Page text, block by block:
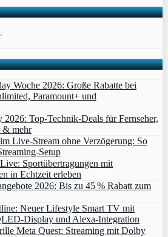
Woche 2026: Große Rabatte bei
Paramount+ und
2026: Top-Technik-Deals für Fernseher,
& mehr
Live-Stream ohne Verzögerung: So
Setup
Sportübertragungen mit
in Echtzeit erleben
2026: Bis zu 45 % Rabatt zum
Neuer Lifestyle Smart TV mit
und Alexa‑Integration
Meta Quest: Streaming mit Dolby